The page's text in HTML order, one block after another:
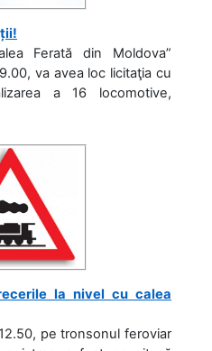
Ferată din Moldova”
va avea loc licitaţia cu
a 16 locomotive,
la nivel cu calea
pe tronsonul feroviar